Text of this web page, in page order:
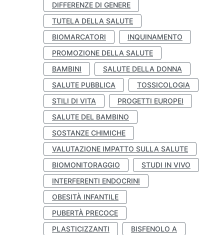
DIFFERENZE DI GENERE
TUTELA DELLA SALUTE
BIOMARCATORI
INQUINAMENTO
PROMOZIONE DELLA SALUTE
BAMBINI
SALUTE DELLA DONNA
SALUTE PUBBLICA
TOSSICOLOGIA
STILI DI VITA
PROGETTI EUROPEI
SALUTE DEL BAMBINO
SOSTANZE CHIMICHE
VALUTAZIONE IMPATTO SULLA SALUTE
BIOMONITORAGGIO
STUDI IN VIVO
INTERFERENTI ENDOCRINI
OBESITÀ INFANTILE
PUBERTÀ PRECOCE
PLASTICIZZANTI
BISFENOLO A